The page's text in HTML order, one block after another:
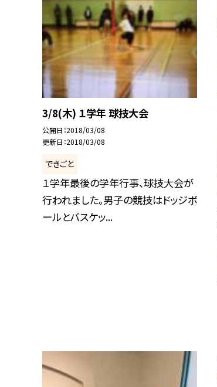
3/8(木) １学年 球技大会
公開日 2018/03/08
更新日 2018/03/08
できごと
１学年最後の学年行事、球技大会が
行われました。男子の競技はドッジボ
ールとバスケッ...